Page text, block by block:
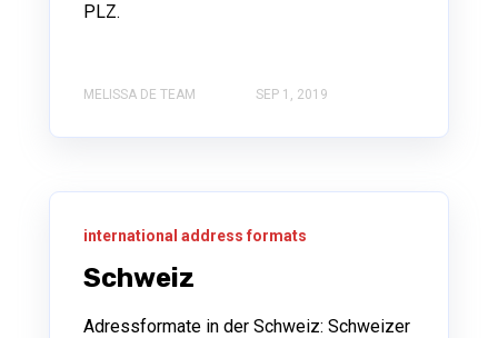
PLZ.
MELISSA DE TEAM SEP 1, 2019
international address formats
Schweiz
Adressformate in der Schweiz: Schweizer